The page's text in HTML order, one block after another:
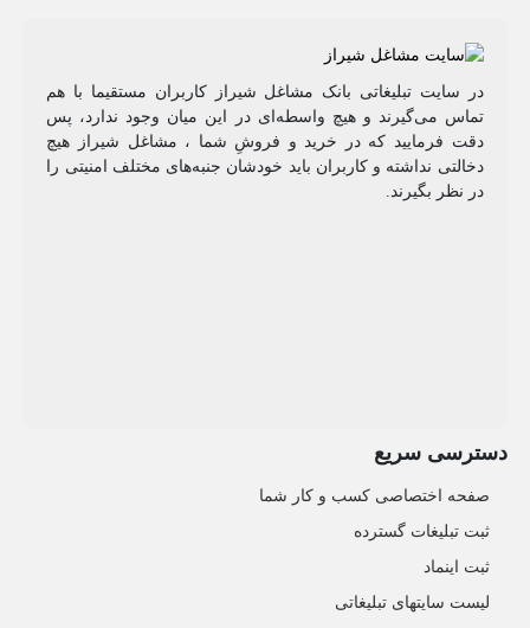
در سایت تبلیغاتی بانک مشاغل شیراز کاربران مستقیما با هم
تماس می‌گیرند و هیچ واسطه‌ای در این میان وجود ندارد، پس
دقت فرمایید که در خرید و فروشِ شما ، مشاغل شیراز هیچ
دخالتی نداشته و کاربران باید خودشان جنبه‌های مختلف امنیتی را
در نظر بگیرند.
دسترسی سریع
صفحه اختصاصی کسب و کار شما
ثبت تبلیغات گسترده
ثبت اینماد
لیست سایتهای تبلیغاتی